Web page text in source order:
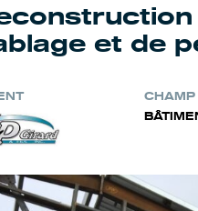
et de
CHAMP